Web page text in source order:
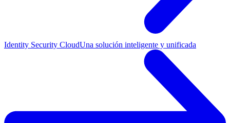
Identity Security CloudUna solución inteligente y unificada